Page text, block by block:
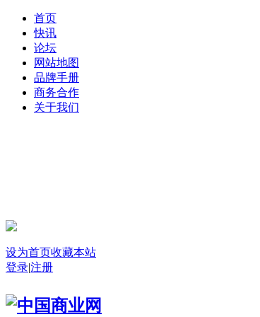
首页
快讯
论坛
网站地图
品牌手册
商务合作
关于我们
设为首页收藏本站
登录|注册